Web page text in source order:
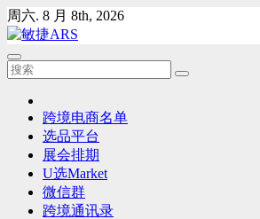
Skip
to
content
周六. 8 月 8th, 2026
跨境电商名单
选品平台
展会排期
U选Market
微信群
跨境通讯录